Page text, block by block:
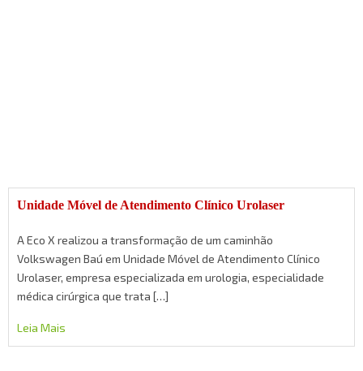
Unidade Móvel de Atendimento Clínico Urolaser
A Eco X realizou a transformação de um caminhão
Volkswagen Baú em Unidade Móvel de Atendimento Clínico
Urolaser, empresa especializada em urologia, especialidade
médica cirúrgica que trata […]
Leia Mais